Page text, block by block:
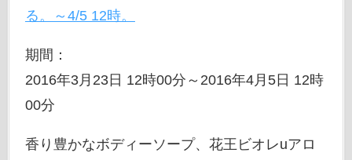
る。～4/5 12時。
期間：
2016年3月23日 12時00分～2016年4月5日 12時
00分
香り豊かなボディーソープ、花王ビオレuアロ